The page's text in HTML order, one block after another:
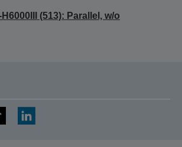
(513): Parallel, w/o